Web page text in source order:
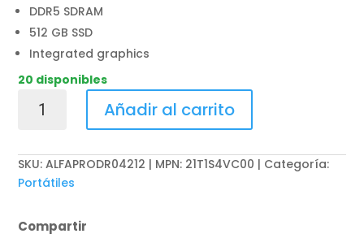
DDR5 SDRAM
512 GB SSD
Integrated graphics
20 disponibles
ThinkPad
Gen
7
-
-
Añadir al carrito
SKU:ALFAPRODR04212 | MPN: 21T1S4VC00
Categoría:
Portátiles
Compartir